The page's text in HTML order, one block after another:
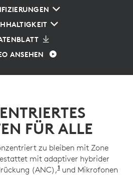
ANSEHEN
FÜR ALLE
zu bleiben mit Zone
mit adaptiver hybrider
(ANC),1adaptivem ANC-
und Mikrofonen